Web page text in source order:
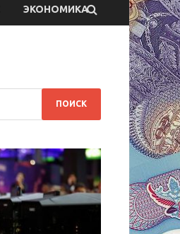
ЭКОНОМИКА